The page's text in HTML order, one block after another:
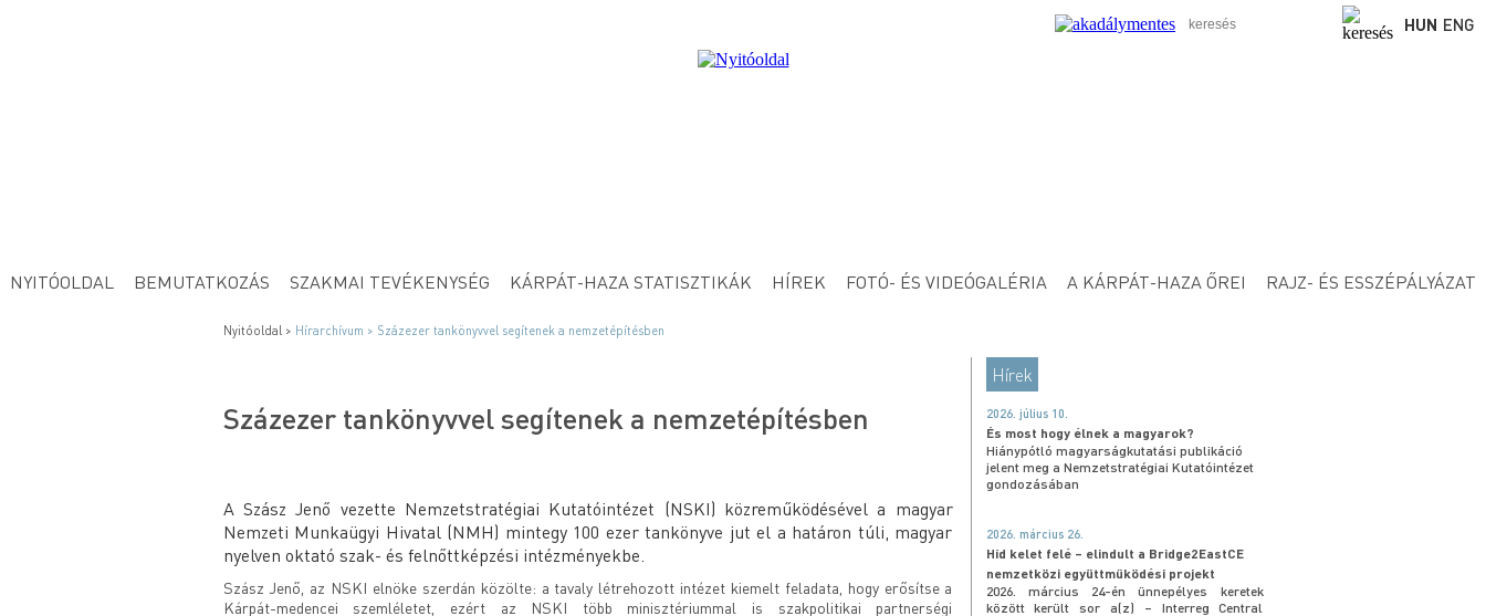
HUN ENG
NYITÓOLDAL BEMUTATKOZÁS SZAKMAI TEVÉKENYSÉG KÁRPÁT-HAZA STATISZTIKÁK HÍREK FOTÓ- ÉS VIDEÓGALÉRIA A KÁRPÁT-HAZA ŐREI RAJZ- ÉS ESSZÉPÁLYÁZAT
Nyitóoldal > Hírarchívum > Százezer tankönyvvel segítenek a nemzetépítésben
Százezer tankönyvvel segítenek a nemzetépítésben
A Szász Jenő vezette Nemzetstratégiai Kutatóintézet (NSKI) közreműködésével a magyar
Nemzeti Munkaügyi Hivatal (NMH) mintegy 100 ezer tankönyve jut el a határon túli, magyar
nyelven oktató szak- és felnőttképzési intézményekbe.
Szász Jenő, az NSKI elnöke szerdán közölte: a tavaly létrehozott intézet kiemelt feladata, hogy erősítse a
Kárpát-medencei szemléletet, ezért az NSKI több minisztériummal is szakpolitikai partnerségi
Hírek
2026. július 10.
És most hogy élnek a magyarok?
Hiánypótló magyarságkutatási publikáció
jelent meg a Nemzetstratégiai Kutatóintézet
gondozásában
2026. március 26.
Híd kelet felé – elindult a Bridge2EastCE
nemzetközi együttműködési projekt
2026. március 24-én ünnepélyes keretek
között került sor a(z) – Interreg Central